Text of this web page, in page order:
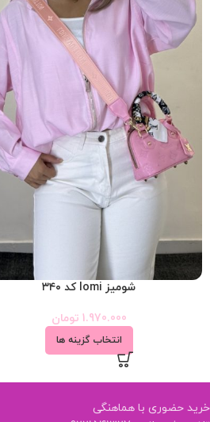
شومیز lomi کد ۳۴۰
1.970.000 تومان
انتخاب گزینه ها
خرید حضوری با هماهنگی